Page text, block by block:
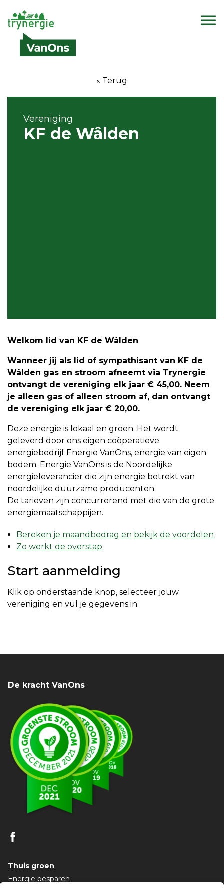
« Terug
Vereniging
KF de Wâlden
Welkom lid van KF de Wâlden
Wanneer jij als lid of sympathisant van KF de
Wâlden gas en stroom afneemt via Trynergie
ontvangt de vereniging elk jaar € 45,00. Neem
je alleen gas of alleen stroom af, dan ontvangt
de vereniging elk jaar € 20,00.
Deze energie is lokaal en groen. Het wordt
geleverd door ons eigen coöperatieve
energiebedrijf Energie VanOns, energie van eigen
bodem. Energie VanOns is de Noordelijke
energieleverancier die zijn energie betrekt van
noordelijke duurzame producenten.
De tarieven zijn concurrerend met die van de grote
energiemaatschappijen.
Bereken je maandbedrag en bekijk de voordelen
Zo werkt de overstap
Start aanmelding
Klik op onderstaande knop, selecteer jouw
vereniging en vul je gegevens in.
De kracht VanOns
Thuis groen
Energie besparen